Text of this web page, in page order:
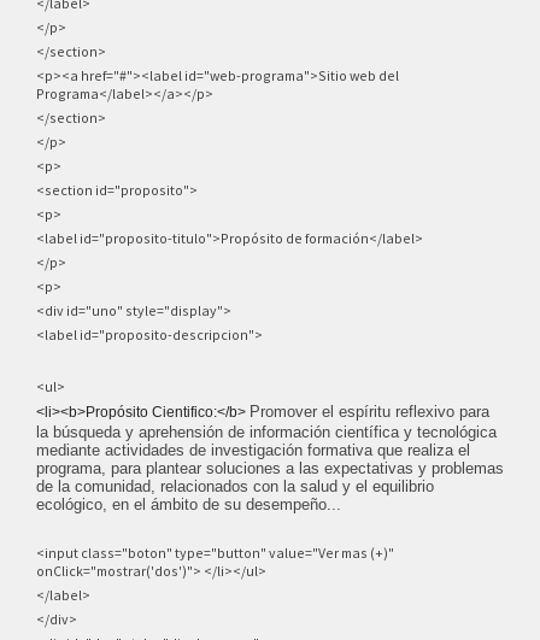
</p>
</section>
<p><a href="#"><label id="web-programa">Sitio web del
Programa</label></a></p>
</section>
</p>
<p>
<section id="proposito">
<p>
<label id="proposito-titulo">Propósito de formación</label>
</p>
<p>
<div id="uno" style="display">
<label id="proposito-descripcion">
<ul>
<li><b>Propósito Cientifico:</b> Promover el espíritu reflexivo para
la búsqueda y aprehensión de información científica y tecnológica
mediante actividades de investigación formativa que realiza el
programa, para plantear soluciones a las expectativas y problemas
de la comunidad, relacionados con la salud y el equilibrio
ecológico, en el ámbito de su desempeño...
<input class="boton" type="button" value="Ver mas (+)"
onClick="mostrar('dos')"> </li></ul>
</label>
</div>